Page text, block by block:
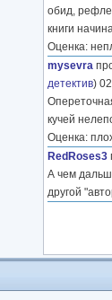
обид,
книги
Оценка:
mysevra
детектив)
кучей
Оценка:
RedRoses3
А чем
другой